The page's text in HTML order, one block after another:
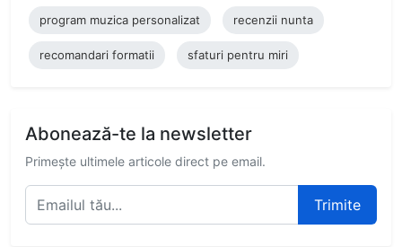
program muzica personalizat recenzii nunta
recomandari formatii sfaturi pentru miri
Abonează-te la newsletter
Primește ultimele articole direct pe email.
Trimite